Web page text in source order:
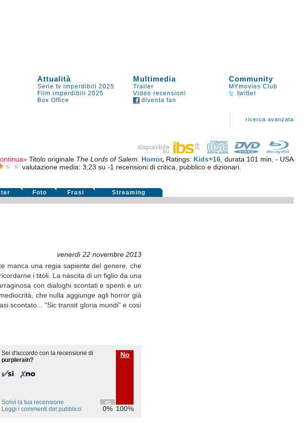
Attualità Multimedia Community
Serie tv imperdibili 2025 Trailer
MYmovies Club
Film imperdibili 2025 Video recensioni
twitter
Box Office diventa fan
ricerca avanzata
Titolo originale The Lords of Salem Horror, Ratings: Kids+16 , durata 101 min. - USA
valutazione media: 3,23 su -1 recensioni di critica, pubblico e dizionari.
Foto Frasi Streaming
venerdì 22 novembre 2013
manca una regia sapiente del genere, che
i titoli. La nascita di un figlio da una
con dialoghi scontati e spenti e un
che nulla aggiunge agli horror già
scontato... "Sic transit gloria mundi" e così
Sei d'accordo con la recensione di
purplerain?
Sì
0%
No
100%
Scrivi la tua recensione
Leggi i commenti del pubblico